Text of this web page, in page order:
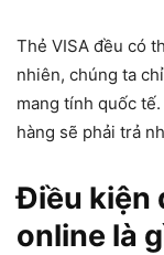
Thẻ VISA đều có
nhiên, chúng ta
mang tính quốc
hàng sẽ phải trả
Điều kiện
online là